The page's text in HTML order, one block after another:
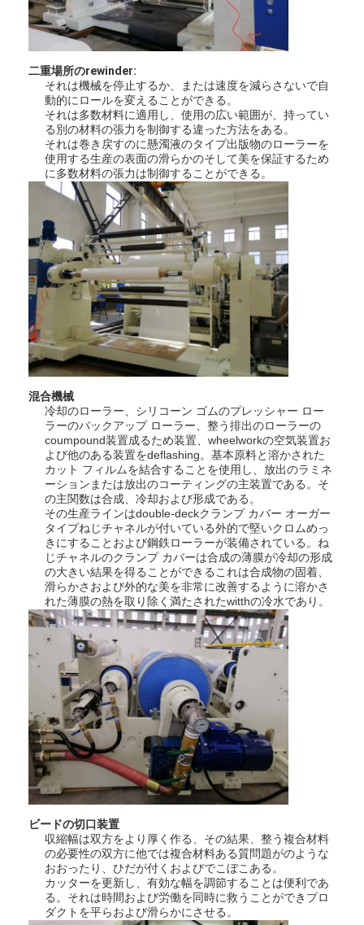
放出のコーティングのラミネーション機械
放出の薄板になる機械
フィルムの薄板になる機械
プラスチック ラミネーション機械
コーティングのラミネーション機械
放出のコータ
紙のコーティング マシン
倍は薄板になる機械味方しました
ラミネーション機械部品
溶解によって吹かれる生地機械
二重場所のrewinder:
それは機械を停止するか、または速度を減らさないで自
動的にロールを変えることができる。
それは多数材料に適用し、使用の広い範囲が、持ってい
る別の材料の張力を制御する違った方法をある。
それは巻き戻すのに懸濁液のタイプ出版物のローラーを
使用する生産の表面の滑らかのそして美を保証するため
に多数材料の張力は制御することができる。
混合機械
冷却のローラー、シリコーン ゴムのプレッシャー ロー
ラーのバックアップ ローラー、整う排出のローラーの
coumpound装置成るため装置、wheelworkの空気装置お
よび他のある装置をdeflashing。基本原料と溶かされた
カット フィルムを結合することを使用し、放出のラミネ
ーションまたは放出のコーティングの主装置である。そ
の主関数は合成、冷却および形成である。
その生産ラインはdouble-deckクランプ カバー オーガー
タイプねじチャネルが付いている外的で堅いクロムめっ
きにすることおよび鋼鉄ローラーが装備されている。ね
じチャネルのクランプ カバーは合成の薄膜が冷却の形成
の大きい結果を得ることができるこれは合成物の固着、
滑らかさおよび外的な美を非常に改善するように溶かさ
れた薄膜の熱を取り除く満たされたwitthの冷水であり。
ビードの切口装置
収縮幅は双方をより厚く作る、その結果、整う複合材料
の必要性の双方に他では複合材料ある質問題がのような
おおったり、ひだが付くおよびでこぼこある。
カッターを更新し、有効な幅を調節することは便利であ
る。それは時間および労働を同時に救うことができプロ
ダクトを平らおよび滑らかにさせる。